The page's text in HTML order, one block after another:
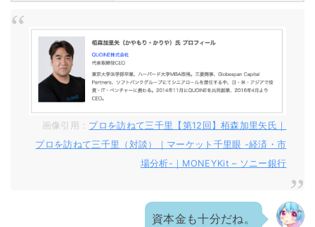
画像引用： プロを訪ねて三千里【第12回】栢森加里矢氏｜
プロを訪ねて三千里（対談）｜マーケット千里眼 -経済・市
場分析-｜MONEYKit – ソニー銀行
資本金も十分だね。